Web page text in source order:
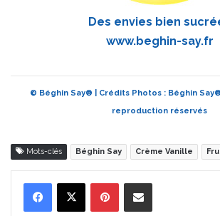
Des envies bien
www.beghin-say.fr
© Béghin Say® | Crédits Photos : Béghin
reproduction réservés
Mots-clés Béghin Say Crème Vanille